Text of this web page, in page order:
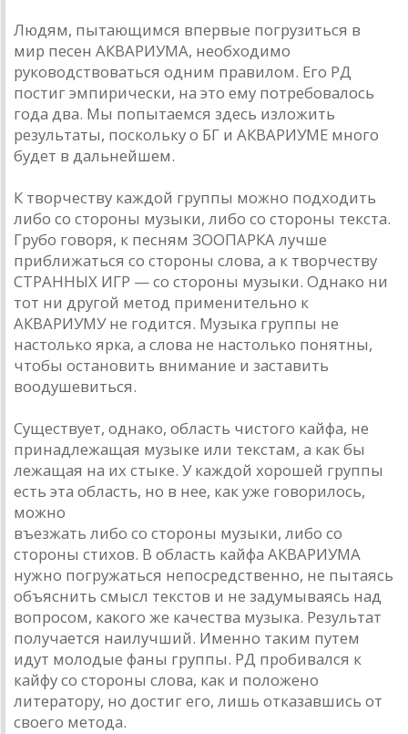
Людям, пытающимся впервые погрузиться в
мир песен АКВАРИУМА, необходимо
руководствоваться одним правилом. Его РД
постиг эмпирически, на это ему потребовалось
года два. Мы попытаемся здесь изложить
результаты, поскольку о БГ и АКВАРИУМЕ много
будет в дальнейшем.
К творчеству каждой группы можно подходить
либо со стороны музыки, либо со стороны текста.
Грубо говоря, к песням ЗООПАРКА лучше
приближаться со стороны слова, а к творчеству
СТРАННЫХ ИГР — со стороны музыки. Однако ни
тот ни другой метод применительно к
АКВАРИУМУ не годится. Музыка группы не
настолько ярка, а слова не настолько понятны,
чтобы остановить внимание и заставить
воодушевиться.
Существует, однако, область чистого кайфа, не
принадлежащая музыке или текстам, а как бы
лежащая на их стыке. У каждой хорошей группы
есть эта область, но в нее, как уже говорилось,
можно
въезжать либо со стороны музыки, либо со
стороны стихов. В область кайфа АКВАРИУМА
нужно погружаться непосредственно, не пытаясь
объяснить смысл текстов и не задумываясь над
вопросом, какого же качества музыка. Результат
получается наилучший. Именно таким путем
идут молодые фаны группы. РД пробивался к
кайфу со стороны слова, как и положено
литератору, но достиг его, лишь отказавшись от
своего метода.